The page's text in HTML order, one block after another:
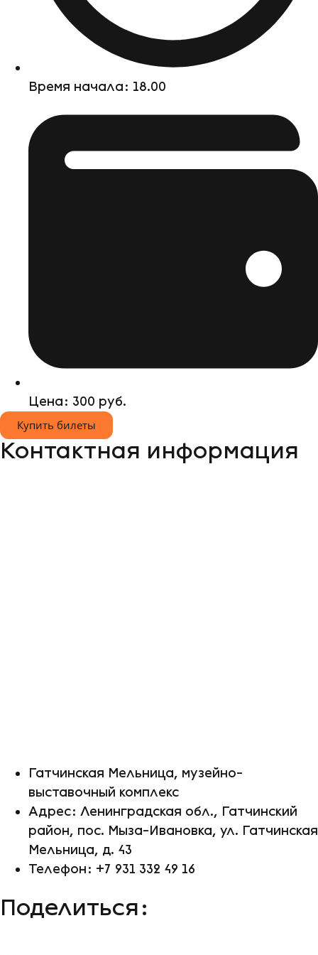
Время начала: 18.00
Цена: 300 руб.
Купить билеты
Контактная информация
Гатчинская Мельница, музейно-
выставочный комплекс
Адрес: Ленинградская обл., Гатчинский
район, пос. Мыза-Ивановка, ул. Гатчинская
Мельница, д. 43
Телефон: +7 931 332 49 16
Поделиться: